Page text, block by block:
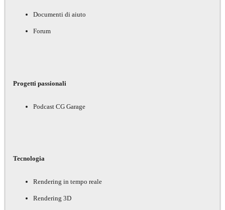
Documenti di aiuto
Forum
Progetti passionali
Podcast CG Garage
Tecnologia
Rendering in tempo reale
Rendering 3D